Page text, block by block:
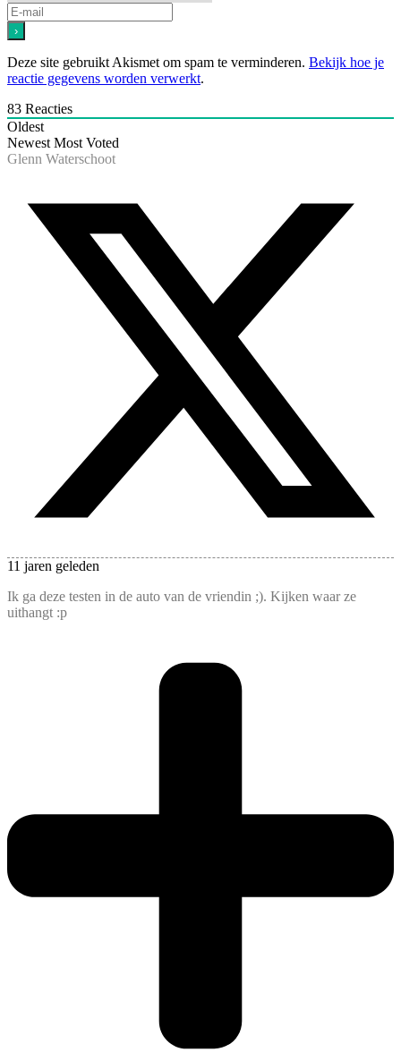
Deze site gebruikt Akismet om spam te verminderen. Bekijk hoe je
reactie gegevens worden verwerkt.
83 Reacties
Oldest
Newest Most Voted
Glenn Waterschoot
11 jaren geleden
Ik ga deze testen in de auto van de vriendin ;). Kijken waar ze
uithangt :p